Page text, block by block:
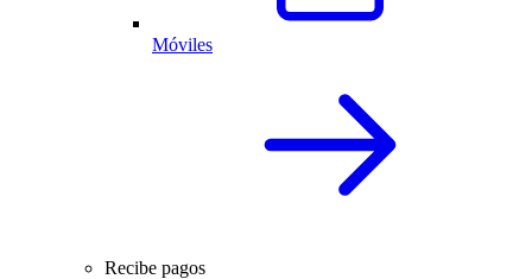
Móviles
Recibe pagos